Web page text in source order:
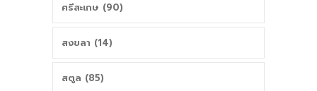
ศรีสะเกษ (90)
สงขลา (14)
สตูล (85)